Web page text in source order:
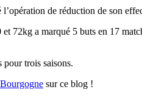
l’opération de réduction de son
72kg a marqué 5 buts en 17
trois saisons.
sur ce blog !